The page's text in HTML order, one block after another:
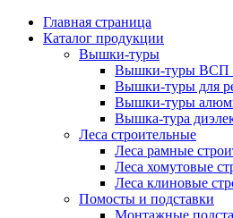
Главная страница
Каталог продукции
Вышки-туры
Вышки-туры ВСП
Вышки-туры для
Вышки-туры
Вышка-тура
Леса строительные
Леса рамные
Леса хомутовые
Леса клиновые
Помосты и подставки
Монтажные